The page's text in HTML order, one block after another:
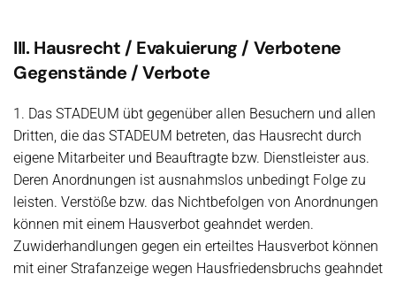
III. Hausrecht / Evakuierung / Verbotene
Gegenstände / Verbote
1. Das STADEUM übt gegenüber allen Besuchern und allen
Dritten, die das STADEUM betreten, das Hausrecht durch
eigene Mitarbeiter und Beauftragte bzw. Dienstleister aus.
Deren Anordnungen ist ausnahmslos unbedingt Folge zu
leisten. Verstöße bzw. das Nichtbefolgen von Anordnungen
können mit einem Hausverbot geahndet werden.
Zuwiderhandlungen gegen ein erteiltes Hausverbot können
mit einer Strafanzeige wegen Hausfriedensbruchs geahndet